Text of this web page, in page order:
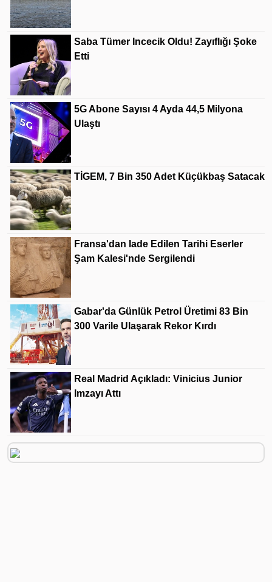
Saba Tümer Incecik Oldu! Zayıflığı Şoke
Etti
5G Abone Sayısı 4 Ayda 44,5 Milyona
Ulaştı
TİGEM, 7 Bin 350 Adet Küçükbaş Satacak
Fransa'dan Iade Edilen Tarihi Eserler
Şam Kalesi'nde Sergilendi
Gabar'da Günlük Petrol Üretimi 83 Bin
300 Varile Ulaşarak Rekor Kırdı
Real Madrid Açıkladı: Vinicius Junior
Imzayı Attı